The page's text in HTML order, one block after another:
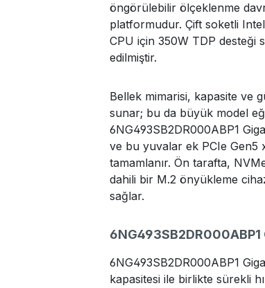
öngörülebilir ölçeklenme
platformudur. Çift soketli
CPU için 350W TDP desteği
edilmiştir.
Bellek mimarisi, kapasite ve
sunar; bu da büyük model
6NG493SB2DR000ABP1
ve bu yuvalar ek PCIe Gen5
tamamlanır. Ön tarafta,
dahili bir M.2 önyükleme
sağlar.
6NG493SB2DR000ABP1
kapasitesi ile birlikte sürekli